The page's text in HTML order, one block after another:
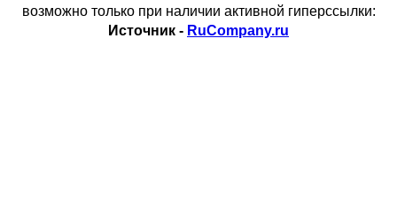
возможно только при наличии активной гиперссылки:
Источник - RuCompany.ru